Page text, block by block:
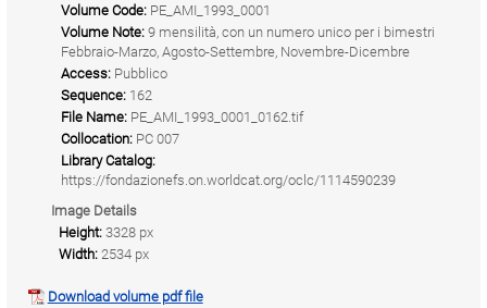
Volume Code: PE_AMI_1993_0001
Volume Note: 9 mensilità, con un numero unico per i bimestri
Febbraio-Marzo, Agosto-Settembre, Novembre-Dicembre
Access: Pubblico
Sequence: 162
File Name: PE_AMI_1993_0001_0162.tif
Collocation: PC 007
Library Catalog:
https://fondazionefs.on.worldcat.org/oclc/1114590239
Image Details
Height: 3328 px
Width: 2534 px
Download volume pdf file